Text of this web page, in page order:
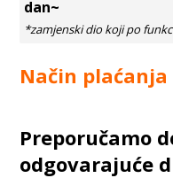
dan~
Način plaćanja
Preporučamo
odgovarajuće